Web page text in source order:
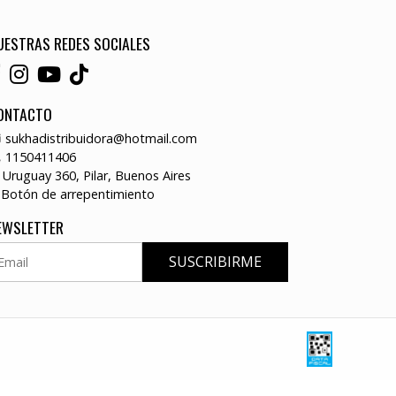
REDES SOCIALES
sukhadistribuidora@hotmail.com
1150411406
Uruguay 360, Pilar, Buenos Aires
Botón de arrepentimiento
SUSCRIBIRME